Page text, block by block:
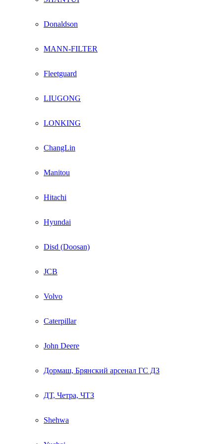
Donaldson
MANN-FILTER
Fleetguard
LIUGONG
LONKING
ChangLin
Manitou
Hitachi
Hyundai
Disd (Doosan)
JCB
Volvo
Caterpillar
John Deere
Дормаш, Брянский арсенал ГС ДЗ
ДТ, Четра, ЧТЗ
Shehwa